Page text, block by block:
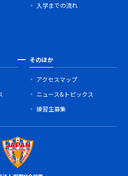
入学までの流れ
そのほか
アクセスマップ
ニュース&トピックス
練習生募集